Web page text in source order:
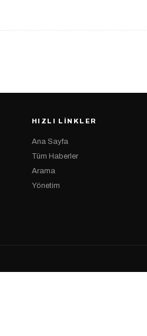
HIZLI LINKLER
Ana Sayfa
Tüm Haberler
Arama
Yönetim